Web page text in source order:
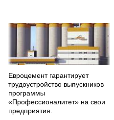
Евроцемент гарантирует
трудоустройство выпускников
программы
«Профессионалитет» на свои
предприятия.